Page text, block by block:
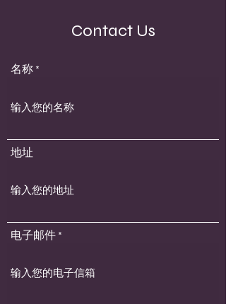
Contact Us
名称
地址
电子邮件